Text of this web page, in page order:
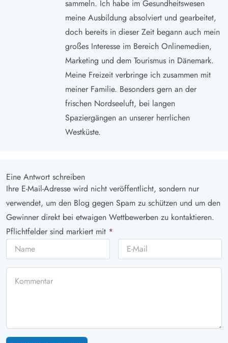
sammeln. Ich habe im Gesundheitswesen
meine Ausbildung absolviert und gearbeitet,
doch bereits in dieser Zeit begann auch mein
großes Interesse im Bereich Onlinemedien,
Marketing und dem Tourismus in Dänemark.
Meine Freizeit verbringe ich zusammen mit
meiner Familie. Besonders gern an der
frischen Nordseeluft, bei langen
Spaziergängen an unserer herrlichen
Westküste.
Eine Antwort schreiben
Ihre E-Mail-Adresse wird nicht veröffentlicht, sondern nur
verwendet, um den Blog gegen Spam zu schützen und um den
Gewinner direkt bei etwaigen Wettbewerben zu kontaktieren.
Pflichtfelder sind markiert mit *